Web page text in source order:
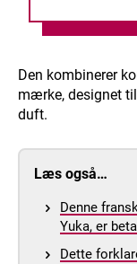
Den kombinerer
mærke, designet
duft.
Læs også…
Denne
Yuka, er
Dette